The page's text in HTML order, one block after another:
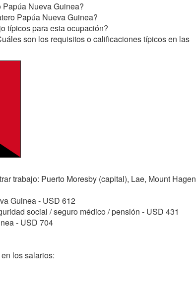
Nueva Guinea?
Papúa Nueva Guinea?
típicos para esta ocupación?
son los requisitos o calificaciones típicos en las
trabajo: Puerto Moresby (capital), Lae, Mount Hagen
Guinea - USD 612
social / seguro médico / pensión - USD 431
- USD 704
los salarios: